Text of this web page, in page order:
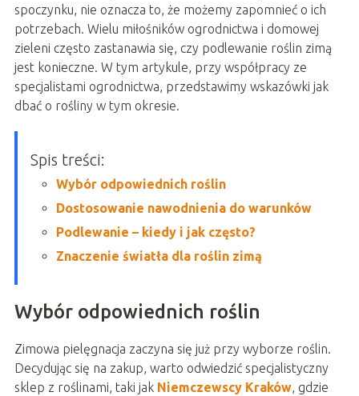
spoczynku, nie oznacza to, że możemy zapomnieć o ich
potrzebach. Wielu miłośników ogrodnictwa i domowej
zieleni często zastanawia się, czy podlewanie roślin zimą
jest konieczne. W tym artykule, przy współpracy ze
specjalistami ogrodnictwa, przedstawimy wskazówki jak
dbać o rośliny w tym okresie.
Spis treści:
Wybór odpowiednich roślin
Dostosowanie nawodnienia do warunków
Podlewanie – kiedy i jak często?
Znaczenie światła dla roślin zimą
Wybór odpowiednich roślin
Zimowa pielęgnacja zaczyna się już przy wyborze roślin.
Decydując się na zakup, warto odwiedzić specjalistyczny
sklep z roślinami, taki jakNiemczewscy Kraków, gdzie